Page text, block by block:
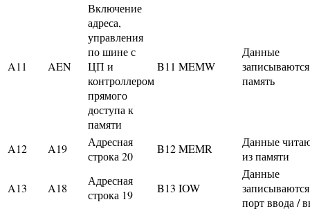
A11 AEN
Включение
адреса,
управления
по шине с
ЦП и
контроллером
прямого
доступа к
памяти
B11 MEMW
Данные
память
A12 A19
Адресная
строка 20
B12MEMR
Данные
из памяти
A13 A18
Адресная
строка 19
B13 IOW
Данные
порт ввода /